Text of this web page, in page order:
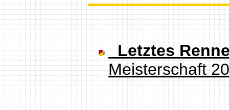
Letztes
Meisterschaft